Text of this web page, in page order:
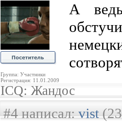
Группа: Участники
Регистрация: 11.01.2009
А
ICQ: Жандос
#4 написал:vist